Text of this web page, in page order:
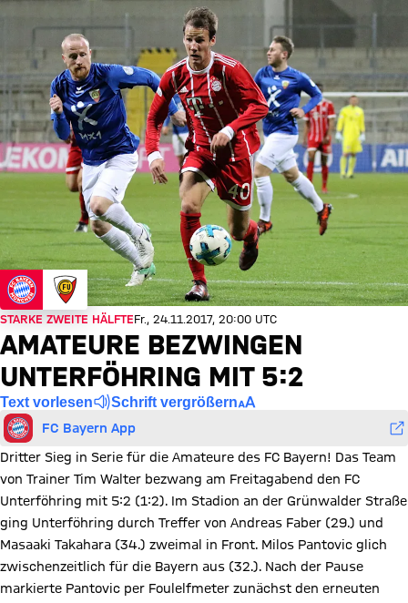
STARKE ZWEITE HÄLFTEFr., 24.11.2017, 20:00 UTC
AMATEURE BEZWINGEN
UNTERFÖHRING MIT 5:2
Text vorlesen Schrift vergrößern
FC Bayern App
Dritter Sieg in Serie für die Amateure des FC Bayern! Das Team
von Trainer Tim Walter bezwang am Freitagabend den FC
Unterföhring mit 5:2 (1:2). Im Stadion an der Grünwalder Straße
ging Unterföhring durch Treffer von Andreas Faber (29.) und
Masaaki Takahara (34.) zweimal in Front. Milos Pantovic glich
zwischenzeitlich für die Bayern aus (32.). Nach der Pause
markierte Pantovic per Foulelfmeter zunächst den erneuten